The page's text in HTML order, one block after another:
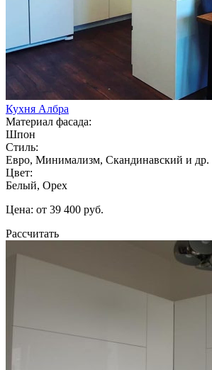
Кухня Албра
Материал фасада:
Шпон
Стиль:
Евро, Минимализм, Скандинавский и др.
Цвет:
Белый, Орех
Цена: от 39 400 руб.
Рассчитать